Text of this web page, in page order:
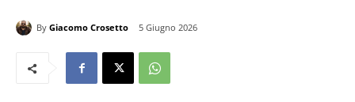
By Giacomo Crosetto 5 Giugno 2026